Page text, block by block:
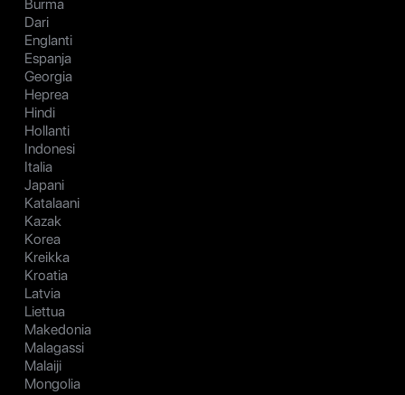
Burma
Dari
Englanti
Espanja
Georgia
Heprea
Hindi
Hollanti
Indonesi
Italia
Japani
Katalaani
Kazak
Korea
Kreikka
Kroatia
Latvia
Liettua
Makedonia
Malagassi
Malaiji
Mongolia